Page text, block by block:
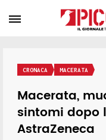
CRONACA MACERATA
Macerata,
sintomi dopo
AstraZeneca